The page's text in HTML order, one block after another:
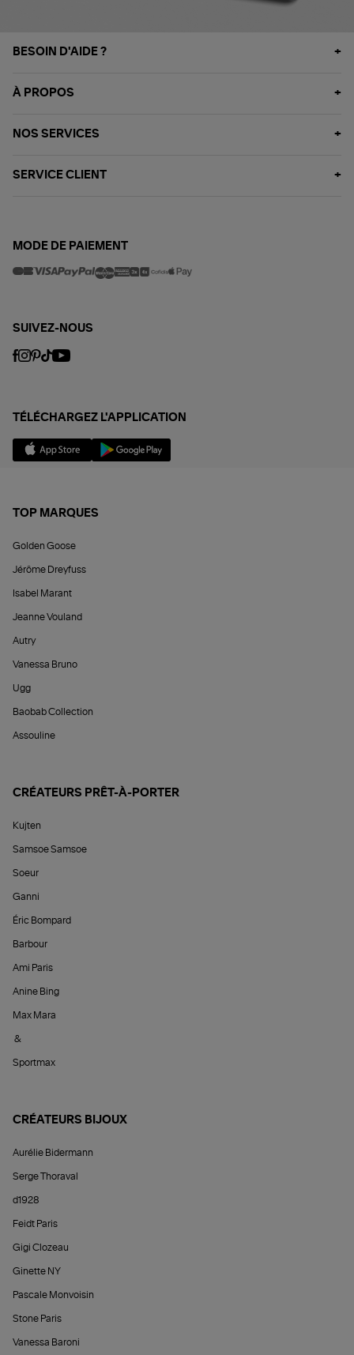
BESOIN D'AIDE ?
À PROPOS
NOS SERVICES
SERVICE CLIENT
MODE DE PAIEMENT
SUIVEZ-NOUS
TÉLÉCHARGEZ L'APPLICATION
TOP MARQUES
Golden Goose
Jérôme Dreyfuss
Isabel Marant
Jeanne Vouland
Autry
Vanessa Bruno
Ugg
Baobab Collection
Assouline
CRÉATEURS PRÊT-À-PORTER
Kujten
Samsoe Samsoe
Soeur
Ganni
Éric Bompard
Barbour
Ami Paris
Anine Bing
Max Mara
&
Sportmax
CRÉATEURS BIJOUX
Aurélie Bidermann
Serge Thoraval
d1928
Feidt Paris
Gigi Clozeau
Ginette NY
Pascale Monvoisin
Stone Paris
Vanessa Baroni